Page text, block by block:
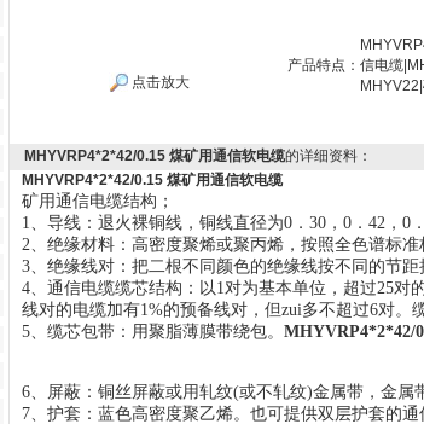
点击放大
产品特点： 信电缆
MHYVRP4*2*42/0.15 煤矿用通信软电缆的详细资料：
MHYVRP4*2*42/0.15 煤矿用通信软电缆
矿用通信电缆结构；
1、导线：退火裸铜线，铜线直径为0．30，0．42，0
2、绝缘材料：高密度聚烯或聚丙烯，按照全色谱标准
3、绝缘线对：把二根不同颜色的绝缘线按不同的节
4、通信电缆缆芯结构：以1对为基本单位，超过25
线对的电缆加有1%的预备线对，但zui多不超过6对。
5、缆芯包带：用聚脂薄膜带绕包。 MHYVRP4*2*42/
6、屏蔽：铜丝屏蔽或用轧纹(或不轧纹)金属带，金属
7、护套：蓝色高密度聚乙烯。也可提供双层护套的通